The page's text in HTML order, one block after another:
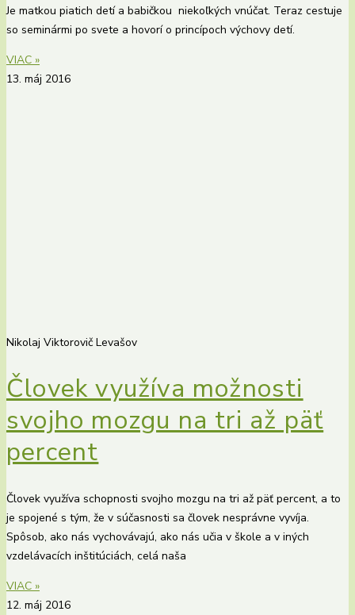
Je matkou piatich detí a babičkou niekoľkých vnúčat. Teraz cestuje
so seminármi po svete a hovorí o princípoch výchovy detí.
VIAC »
13. máj 2016
Nikolaj Viktorovič Levašov
Človek využíva možnosti
svojho mozgu na tri až päť
percent
Človek využíva schopnosti svojho mozgu na tri až päť percent, a to
je spojené s tým, že v súčasnosti sa človek nesprávne vyvíja.
Spôsob, ako nás vychovávajú, ako nás učia v škole a v iných
vzdelávacích inštitúciách, celá naša
VIAC »
12. máj 2016